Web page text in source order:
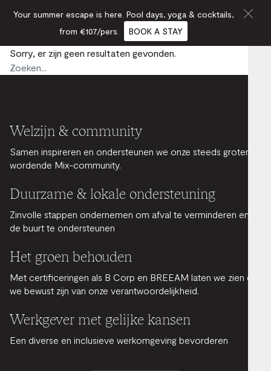
Sorry, er zijn geen resultaten gevonden.
Welzijn & community
Samen inspireren en ondersteunen we onze steeds groter
wordende Mix-community.
Duurzame & lokale ondersteuning
Zinvolle stappen ondernemen om afval te verminderen en
de buurt te ondersteunen
Het groen behouden
Met certificeringen als B Corp en BREEAM laten we zien dat
we bewust zijn van onze verantwoordelijkheid.
Werkgever met gelijke kansen
Een diverse en inclusieve werkomgeving bevorderen
Your summer escape is here. Pool days, yoga & cocktails,
from €107/pers.
BOOK A STAY